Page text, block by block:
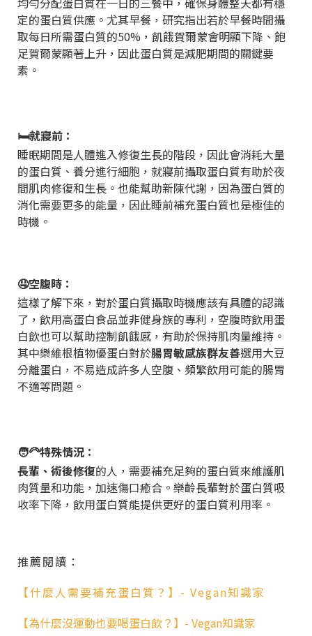
定的蛋白質供應。尤其早餐，研究指出若於早餐時間攝
取每日所需蛋白質的50% ，飢餓賀爾蒙會明顯下降、飽
足賀爾蒙顯著上升，因此蛋白質是減肥期間的關鍵要
素。
🛏️就寢前：
睡眠期間是人體進入修復生長的階段，因此會消耗大量
的蛋白質、養分進行細胞， 就寢前攝取蛋白質有助於夜
間肌肉修復和生長。也能幫助新陳代謝，因為蛋白質的
消化需要更多的能量，因此睡前補充蛋白質也是極佳的
時機。
🤤空腹時：
這樣了解下來，對於蛋白質攝取時機應該有具體的認識
了，飲用高蛋白食品並非健身族的專利，空腹時飲用蛋
白飲也可以幫助控制飢餓感，有助於保持肌肉量維持。
其中樂維根植物優蛋白對於腸胃敏感族群友善選用大豆
分離蛋白，不易造成許多人空腹、頻繁飲用可能的腸胃
不適等問題。
🧑‍🦳特殊情況：
長輩、術後修復的人，需要補充足夠的蛋白質來維護肌
肉質量和功能，加速傷口癒合。樂齡長輩對於蛋白質吸
收率下降，飲用蛋白質能提供更好的蛋白質利用率。
推薦閱讀：
【什麼人需要補充蛋白質？】- Vegan知識家
【為什麼沒運動也要喝蛋白飲？】- Vegan知識家